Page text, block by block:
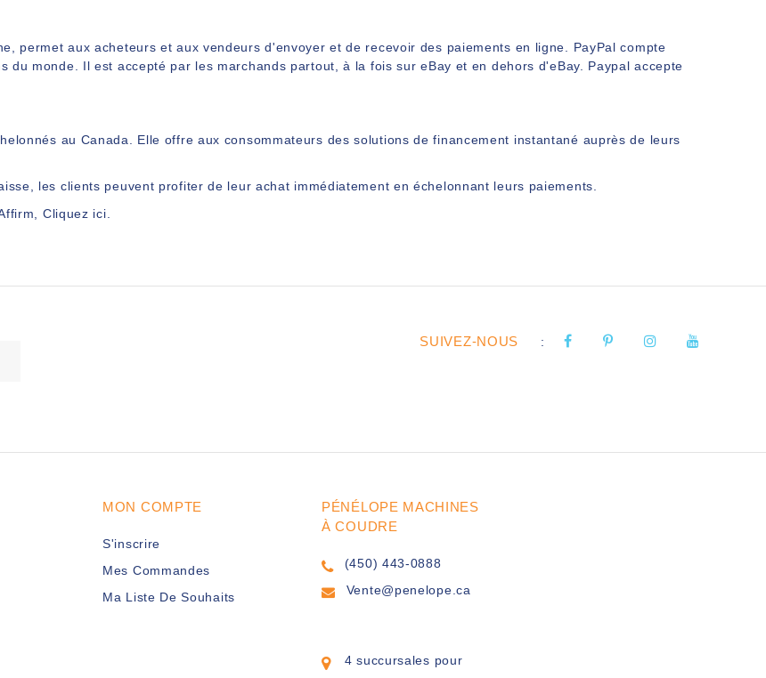
permet aux acheteurs et aux vendeurs d'envoyer et de recevoir des paiements en ligne. PayPal compte
du monde. Il est accepté par les marchands partout, à la fois sur eBay et en dehors d'eBay. Paypal accepte
au Canada. Elle offre aux consommateurs des solutions de financement instantané auprès de leurs
les clients peuvent profiter de leur achat immédiatement en échelonnant leurs paiements.
Cliquez ici
SUIVEZ-NOUS :
MON COMPTE
S'inscrire
Mes Commandes
Ma Liste De Souhaits
PÉNÉLOPE MACHINES
À COUDRE
(450) 443-0888
Vente@penelope.ca
4 succursales pour